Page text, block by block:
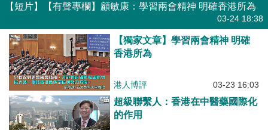
【短片】【有聲專欄】顧敏康：學習兩會精神 明確香港所為
03-24 18:38
【獨家文章】學習兩會精神 明確
香港所為
港人博評 03-23 16:03
超級聯繫人：香港在中醫藥國際化
的作用